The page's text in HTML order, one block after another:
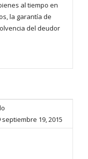
al tiempo en
la garantía de
del deudor
septiembre 19, 2015